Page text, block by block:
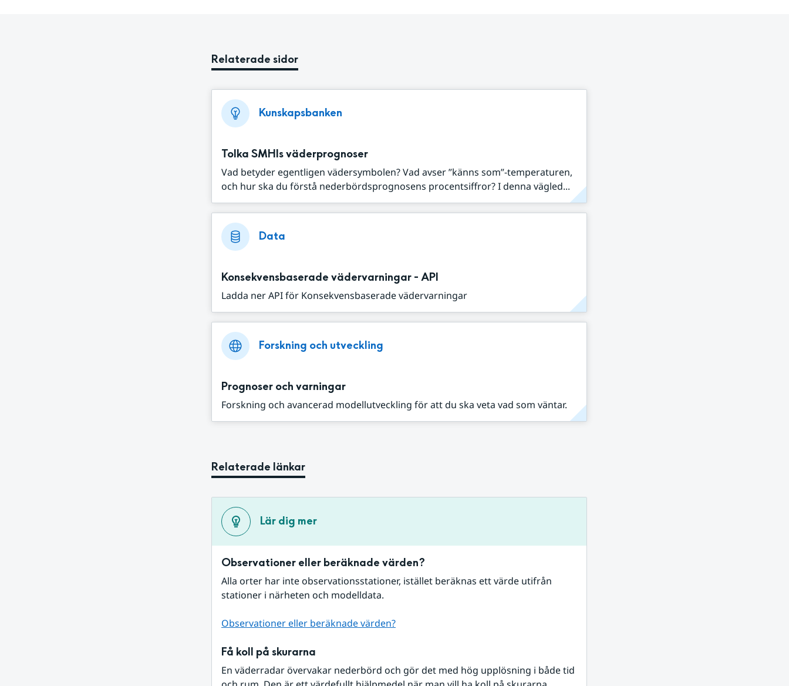
Relaterade sidor
Kunskapsbanken
Tolka SMHIs väderprognoser
Vad betyder egentligen vädersymbolen? Vad avser ”känns som”-temperaturen,
och hur ska du förstå nederbördsprognosens procentsiffror? I denna vägled...
Data
Konsekvensbaserade vädervarningar - API
Ladda ner API för Konsekvensbaserade vädervarningar
Forskning och utveckling
Prognoser och varningar
Forskning och avancerad modellutveckling för att du ska veta vad som väntar.
Relaterade länkar
Lär dig mer
Observationer eller beräknade värden?
Alla orter har inte observationsstationer, istället beräknas ett värde utifrån
stationer i närheten och modelldata.
Observationer eller beräknade värden?
Få koll på skurarna
En väderradar övervakar nederbörd och gör det med hög upplösning i både tid